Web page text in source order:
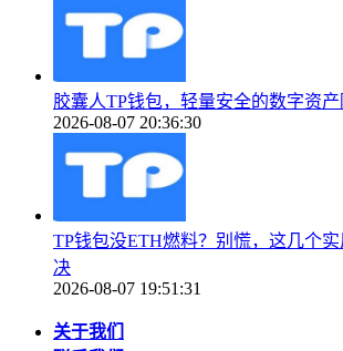
胶囊人TP钱包，轻量安全的数字资
2026-08-07 20:36:30
TP钱包没ETH燃料？别慌，这几个
决
2026-08-07 19:51:31
关于我们